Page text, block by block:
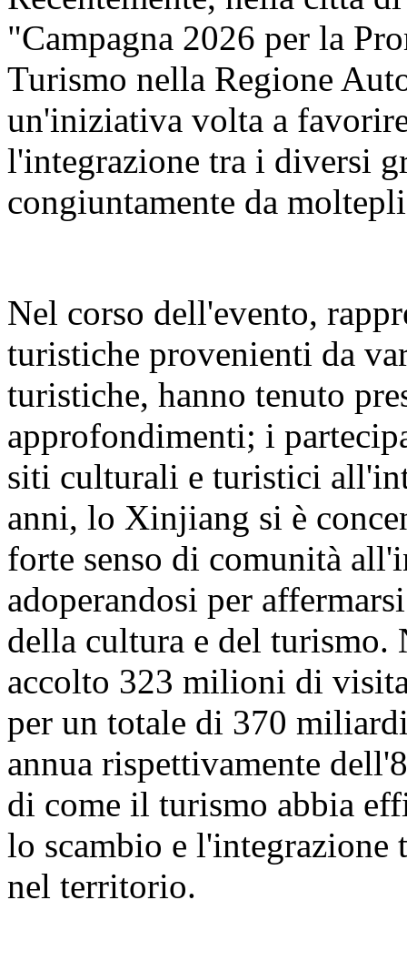
"Campagna 2026 per la
Turismo nella Regione
un'iniziativa volta a
l'integrazione tra i diversi
congiuntamente da
Nel corso dell'evento,
turistiche provenienti da
turistiche, hanno tenuto
approfondimenti; i
siti culturali e turistici
anni, lo Xinjiang si è
forte senso di comunità
adoperandosi per
della cultura e del turismo.
accolto 323 milioni di
per un totale di 370
annua rispettivamente
di come il turismo abbia
lo scambio e
nel territorio.